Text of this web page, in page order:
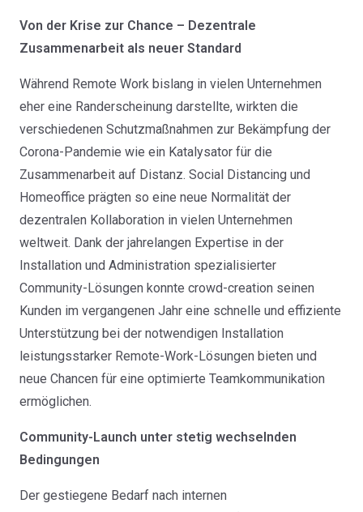
Von der Krise zur Chance – Dezentrale
Zusammenarbeit als neuer Standard
Während Remote Work bislang in vielen Unternehmen
eher eine Randerscheinung darstellte, wirkten die
verschiedenen Schutzmaßnahmen zur Bekämpfung der
Corona-Pandemie wie ein Katalysator für die
Zusammenarbeit auf Distanz. Social Distancing und
Homeoffice prägten so eine neue Normalität der
dezentralen Kollaboration in vielen Unternehmen
weltweit. Dank der jahrelangen Expertise in der
Installation und Administration spezialisierter
Community-Lösungen konnte crowd-creation seinen
Kunden im vergangenen Jahr eine schnelle und effiziente
Unterstützung bei der notwendigen Installation
leistungsstarker Remote-Work-Lösungen bieten und
neue Chancen für eine optimierte Teamkommunikation
ermöglichen.
Community-Launch unter stetig wechselnden
Bedingungen
Der gestiegene Bedarf nach internen